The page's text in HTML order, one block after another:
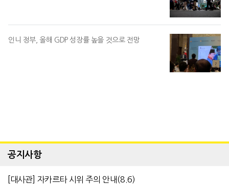
인니 정부, 올해 GDP 성장률 높을 것으로 전망
공지사항
[대사관] 자카르타 시위 주의 안내(8.6)